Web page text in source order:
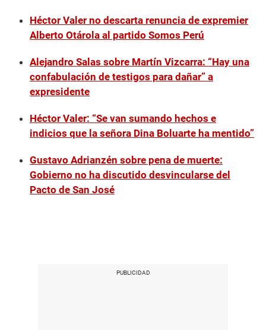
Héctor Valer no descarta renuncia de expremier
Alberto Otárola al partido Somos Perú
Alejandro Salas sobre Martín Vizcarra: “Hay una
confabulación de testigos para dañar” a
expresidente
Héctor Valer: “Se van sumando hechos e
indicios que la señora Dina Boluarte ha mentido”
Gustavo Adrianzén sobre pena de muerte:
Gobierno no ha discutido desvincularse del
Pacto de San José